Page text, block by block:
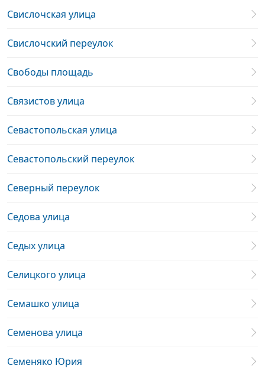
Свислочская улица
Свислочский переулок
Свободы площадь
Связистов улица
Севастопольская улица
Севастопольский переулок
Северный переулок
Седова улица
Седых улица
Селицкого улица
Семашко улица
Семенова улица
Семеняко Юрия